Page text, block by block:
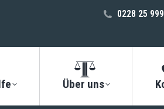
0228 25
Über uns